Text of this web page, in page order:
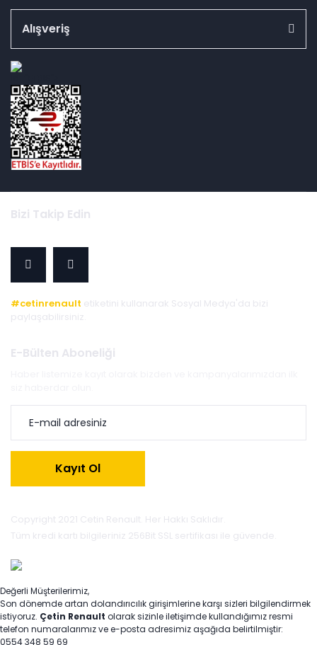
Alışveriş
Bizi Takip Edin
#cetinrenault etiketini kullanarak Sosyal Medya'da bizi
paylaşabilirsiniz.
E-Bülten Aboneliği
Kayıt Ol
Copyright 2021 Cetin Renault. Her Hakkı Saklıdır.
Tüm kredi kartı bilgileriniz 256Bit SSL sertifikası ile güvende.
Değerli Müşterilerimiz,
Son dönemde artan dolandırıcılık girişimlerine karşı sizleri bilgilendirmek
istiyoruz. Çetin Renault olarak sizinle iletişimde kullandığımız resmi
telefon numaralarımız ve e-posta adresimiz aşağıda belirtilmiştir:
0554 348 59 69